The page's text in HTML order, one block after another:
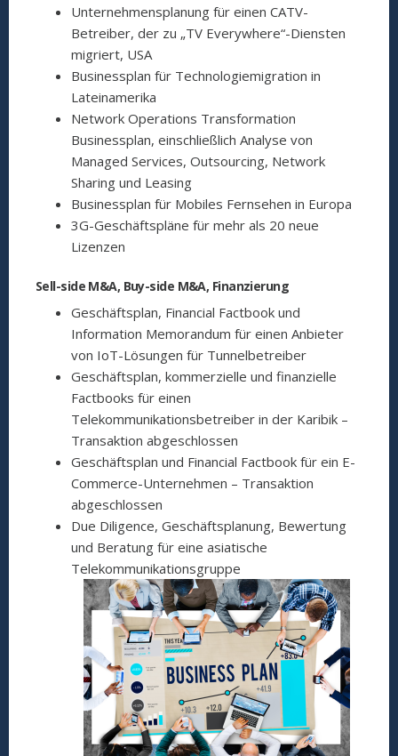
Unternehmensplanung für einen CATV-
Betreiber, der zu „TV Everywhere“-Diensten
migriert, USA
Businessplan für Technologiemigration in
Lateinamerika
Network Operations Transformation
Businessplan, einschließlich Analyse von
Managed Services, Outsourcing, Network
Sharing und Leasing
Businessplan für Mobiles Fernsehen in Europa
3G-Geschäftspläne für mehr als 20 neue
Lizenzen
Sell-side M&A, Buy-side M&A, Finanzierung
Geschäftsplan, Financial Factbook und
Information Memorandum für einen Anbieter
von IoT-Lösungen für Tunnelbetreiber
Geschäftsplan, kommerzielle und finanzielle
Factbooks für einen
Telekommunikationsbetreiber in der Karibik –
Transaktion abgeschlossen
Geschäftsplan und Financial Factbook für ein E-
Commerce-Unternehmen – Transaktion
abgeschlossen
Due Diligence, Geschäftsplanung, Bewertung
und Beratung für eine asiatische
Telekommunikationsgruppe